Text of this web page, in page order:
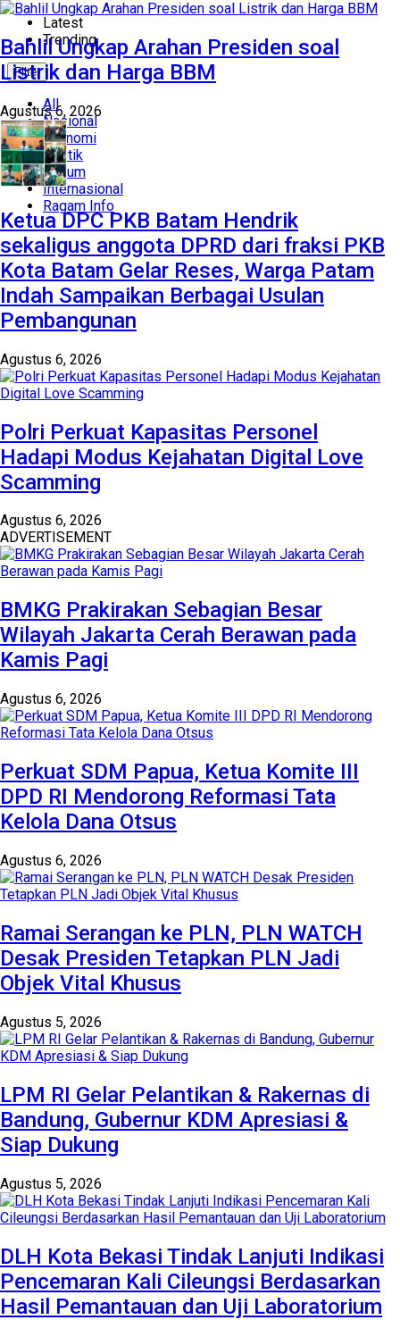
Latest
Trending
Filter
All
Nasional
Ekonomi
Politik
Hukum
Internasional
Ragam Info
Bahlil Ungkap Arahan Presiden soal
Listrik dan Harga BBM
Agustus 6, 2026
Ketua DPC PKB Batam Hendrik
sekaligus anggota DPRD dari fraksi PKB
Kota Batam Gelar Reses, Warga Patam
Indah Sampaikan Berbagai Usulan
Pembangunan
Agustus 6, 2026
Polri Perkuat Kapasitas Personel
Hadapi Modus Kejahatan Digital Love
Scamming
Agustus 6, 2026
ADVERTISEMENT
BMKG Prakirakan Sebagian Besar
Wilayah Jakarta Cerah Berawan pada
Kamis Pagi
Agustus 6, 2026
Perkuat SDM Papua, Ketua Komite III
DPD RI Mendorong Reformasi Tata
Kelola Dana Otsus
Agustus 6, 2026
Ramai Serangan ke PLN, PLN WATCH
Desak Presiden Tetapkan PLN Jadi
Objek Vital Khusus
Agustus 5, 2026
LPM RI Gelar Pelantikan & Rakernas di
Bandung, Gubernur KDM Apresiasi &
Siap Dukung
Agustus 5, 2026
DLH Kota Bekasi Tindak Lanjuti Indikasi
Pencemaran Kali Cileungsi Berdasarkan
Hasil Pemantauan dan Uji Laboratorium